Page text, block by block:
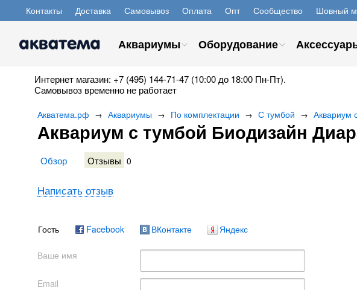
Контакты Доставка Самовывоз Оплата Опт Сообщество Шовный
Аквариумы Оборудование
Интернет магазин: +7 (495) 144-71-47 (10:00 до 18:00 Пн-Пт).
Самовывоз временно не работает
Акватема.рф → Аквариумы → По комплектации → С тумбой → Аквариум
Аквариум с тумбой Биодизайн
Обзор Отзывы 0
Написать отзыв
Гость Facebook ВКонтакте Яндекс
Ваше имя
Email